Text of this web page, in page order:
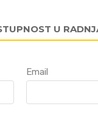
U
Email